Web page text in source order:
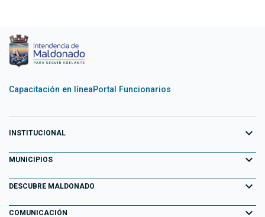
Capacitación en líneaPortal Funcionarios
INSTITUCIONAL expand_more
Equipo de Gobierno
Primeros 100 días
MUNICIPIOS expand_more
Aiguá
Garzón
DESCUBRE MALDONADO expand_more
Información para el Turista
COMUNICACIÓN expand_more